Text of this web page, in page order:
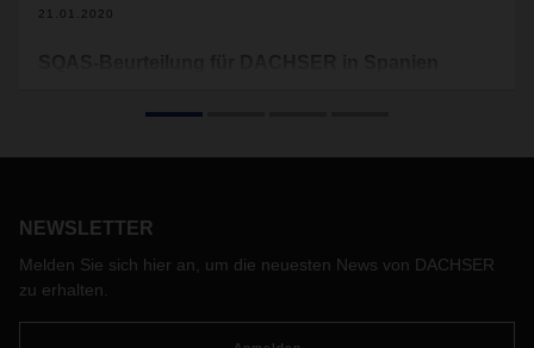
21.01.2020
Gefahrgutbereich bei Prozessexzellenz, Qualität,
NEWSLETTER
Melden Sie sich hier an, um die neuesten News von DACHSER
zu erhalten.